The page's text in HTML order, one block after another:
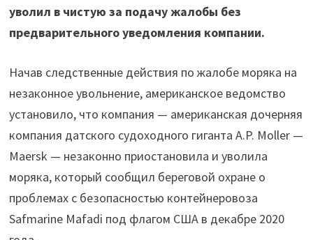
уволил в чистую за подачу жалобы без
предварительного уведомления компании.
Начав следственные действия по жалобе моряка на
незаконное увольнение, американское ведомство
установило, что компания — американская дочерняя
компания датского судоходного гиганта A.P. Moller —
Maersk — незаконно приостановила и уволила
моряка, который сообщил береговой охране о
проблемах с безопасностью контейнеровоза
Safmarine Mafadi под флагом США в декабре 2020